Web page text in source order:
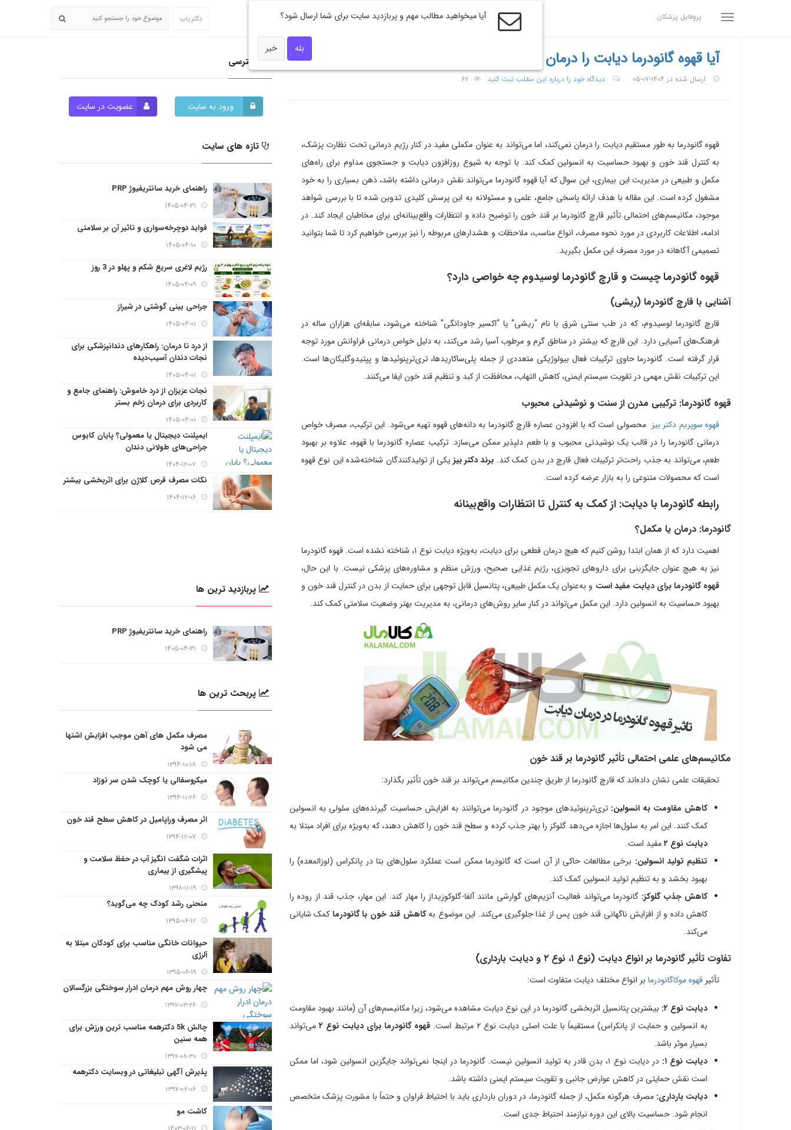
پروفایل پزشکان دکتریاب
آیا قهوه گانودرما دیابت را درمان می‌کند؟ بررسی جامع علمی و کاربردی
ارسال شده در ۱۴۰۴-۰۷-۰۵ دیدگاه خود را درباره این مطلب ثبت کنید ۶۲
قهوه گانودرما به طور مستقیم دیابت را درمان نمی‌کند، اما می‌تواند به عنوان مکملی مفید در کنار رژیم درمانی تحت نظارت پزشک،
به کنترل قند خون و بهبود حساسیت به انسولین کمک کند. با توجه به شیوع روزافزون دیابت و جستجوی مداوم برای راه‌های
مکمل و طبیعی در مدیریت این بیماری، این سوال که آیا قهوه گانودرما می‌تواند نقش درمانی داشته باشد، ذهن بسیاری را به خود
مشغول کرده است. این مقاله با هدف ارائه پاسخی جامع، علمی و مسئولانه به این پرسش کلیدی تدوین شده تا با بررسی شواهد
موجود، مکانیسم‌های احتمالی تأثیر قارچ گانودرما بر قند خون را توضیح داده و انتظارات واقع‌بینانه‌ای برای مخاطبان ایجاد کند. در
ادامه، اطلاعات کاربردی در مورد نحوه مصرف، انواع مناسب، ملاحظات و هشدارهای مربوطه را نیز بررسی خواهیم کرد تا شما بتوانید
تصمیمی آگاهانه در مورد مصرف این مکمل بگیرید.
قهوه گانودرما چیست و قارچ گانودرما لوسیدوم چه خواصی دارد؟
آشنایی با قارچ گانودرما (ریشی)
قارچ گانودرما لوسیدوم، که در طب سنتی شرق با نام “ریشی” یا “اکسیر جاودانگی” شناخته می‌شود، سابقه‌ای هزاران ساله در
فرهنگ‌های آسیایی دارد. این قارچ که بیشتر در مناطق گرم و مرطوب آسیا رشد می‌کند، به دلیل خواص درمانی فراوانش مورد توجه
قرار گرفته است. گانودرما حاوی ترکیبات فعال بیولوژیکی متعددی از جمله پلی‌ساکاریدها، تری‌ترپنوئیدها و پپتیدوگلیکان‌ها است.
این ترکیبات نقش مهمی در تقویت سیستم ایمنی، کاهش التهاب، محافظت از کبد و تنظیم قند خون ایفا می‌کنند.
قهوه گانودرما: ترکیبی مدرن از سنت و نوشیدنی محبوب
قهوه سوپریم دکتر بیز محصولی است که با افزودن عصاره قارچ گانودرما به دانه‌های قهوه تهیه می‌شود. این ترکیب، مصرف خواص
درمانی گانودرما را در قالب یک نوشیدنی محبوب و با طعم دلپذیر ممکن می‌سازد. ترکیب عصاره گانودرما با قهوه، علاوه بر بهبود
طعم، می‌تواند به جذب راحت‌تر ترکیبات فعال قارچ در بدن کمک کند. برند دکتر بیز یکی از تولیدکنندگان شناخته‌شده این نوع قهوه
است که محصولات متنوعی را به بازار عرضه کرده است.
رابطه گانودرما با دیابت: از کمک به کنترل تا انتظارات واقع‌بینانه
گانودرما: درمان یا مکمل؟
اهمیت دارد که از همان ابتدا روشن کنیم که هیچ درمان قطعی برای دیابت، به‌ویژه دیابت نوع ۱، شناخته نشده است. قهوه گانودرما
نیز به هیچ عنوان جایگزینی برای داروهای تجویزی، رژیم غذایی صحیح، ورزش منظم و مشاوره‌های پزشکی نیست. با این حال،
قهوه گانودرما برای دیابت مفید است و به‌عنوان یک مکمل طبیعی، پتانسیل قابل توجهی برای حمایت از بدن در کنترل قند خون و
بهبود حساسیت به انسولین دارد. این مکمل می‌تواند در کنار سایر روش‌های درمانی، به مدیریت بهتر وضعیت سلامتی کمک کند.
مکانیسم‌های علمی احتمالی تأثیر گانودرما بر قند خون
تحقیقات علمی نشان داده‌اند که قارچ گانودرما از طریق چندین مکانیسم می‌تواند بر قند خون تأثیر بگذارد:
کاهش مقاومت به انسولین: تری‌ترپنوئیدهای موجود در گانودرما می‌توانند به افزایش حساسیت گیرنده‌های سلولی به انسولین
کمک کنند. این امر به سلول‌ها اجازه می‌دهد گلوکز را بهتر جذب کرده و سطح قند خون را کاهش دهند، که به‌ویژه برای افراد مبتلا به
دیابت نوع ۲ مفید است.
تنظیم تولید انسولین: برخی مطالعات حاکی از آن است که گانودرما ممکن است عملکرد سلول‌های بتا در پانکراس (لوزالمعده) را
بهبود بخشد و به تنظیم تولید انسولین کمک کند.
کاهش جذب گلوکز: گانودرما می‌تواند فعالیت آنزیم‌های گوارشی مانند آلفا-گلوکوزیداز را مهار کند. این مهار، جذب قند از روده را
کاهش داده و از افزایش ناگهانی قند خون پس از غذا جلوگیری می‌کند. این موضوع بهکاهش قند خون با گانودرما کمک شایانی
می‌کند.
تفاوت تأثیر گانودرما بر انواع دیابت (نوع ۱، نوع ۲ و دیابت بارداری)
تأثیر قهوه موکاگانودرما بر انواع مختلف دیابت متفاوت است:
دیابت نوع ۲:
بیشترین پتانسیل اثربخشی گانودرما در این نوع دیابت مشاهده می‌شود، زیرا مکانیسم‌های آن (مانند بهبود مقاومت
به انسولین و حمایت از پانکراس) مستقیماً با علت اصلی دیابت نوع ۲ مرتبط است.
قهوه گانودرما برای دیابت نوع ۲ می‌تواند
بسیار موثر باشد.
دیابت نوع ۱:
در دیابت نوع ۱، بدن قادر به تولید انسولین نیست. گانودرما در اینجا نمی‌تواند جایگزین انسولین شود، اما ممکن
است نقش حمایتی در کاهش عوارض جانبی و تقویت سیستم ایمنی داشته باشد.
دیابت بارداری: مصرف هرگونه مکمل، از جمله گانودرما، در دوران بارداری باید با احتیاط فراوان و حتماً با مشورت پزشک متخصص
انجام شود. حساسیت بالای این دوره نیازمند احتیاط جدی است.
دسترسی
ورود به سایت عضویت در سایت
تازه های سایت
راهنمای خرید سانتریفیوژ PRP
۱۴۰۵-۰۴-۳۱
فواید دوچرخه‌سواری و تاثیر آن بر سلامتی
۱۴۰۵-۰۴-۱۰
رژیم لاغری سریع شکم و پهلو در 3 روز
۱۴۰۵-۰۴-۰۹
جراحی بینی گوشتی در شیراز
۱۴۰۵-۰۴-۰۱
از درد تا درمان: راهکارهای دندانپزشکی برای
نجات دندان آسیب‌دیده
۱۴۰۵-۰۴-۰۱
نجات عزیزان از درد خاموش: راهنمای جامع و
کاربردی برای درمان زخم بستر
۱۴۰۵-۰۴-۰۱
ایمپلنت دیجیتال یا معمولی؟ پایان کابوس
جراحی‌های طولانی دندان
۱۴۰۴-۱۲-۰۷
نکات مصرف قرص کلاژن برای اثربخشی بیشتر
۱۴۰۴-۱۲-۰۶
پربازدید ترین ها
راهنمای خرید سانتریفیوژ PRP
۱۴۰۵-۰۴-۳۱
پربحث ترین ها
مصرف مکمل های آهن موجب افزایش اشتها
می شود
۱۳۹۴-۱۰-۱۸
میکروسفالی یا کوچک شدن سر نوزاد
۱۳۹۴-۱۱-۲۶
اثر مصرف وراپامیل در کاهش سطح قند خون
۱۳۹۴-۱۲-۰۷
اثرات شگفت انگیز آب در حفظ سلامت و
پیشگیری از بیماری
۱۳۹۸-۱۱-۱۹
منحنی رشد کودک چه می‌گوید؟
۱۳۹۵-۰۶-۱۲
حیوانات خانگی مناسب برای کودکان مبتلا به
آلرژی
۱۳۹۵-۰۶-۱۹
چهار روش مهم درمان ادرار سوختگی بزرگسالان
۱۳۹۷-۰۳-۲۶
چالش 5k دکترهمه مناسب ترین ورزش برای
همه سنین
۱۳۹۷-۰۸-۳۰
پذیرش آگهی تبلیغاتی در وبسایت دکترهمه
۱۳۹۷-۰۷-۰۶
کاشت مو
آیا میخواهید مطالب مهم و پربازدید سایت برای شما ارسال شود؟
بله خیر